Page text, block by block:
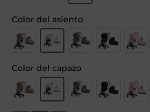
Color del asiento
Color del capazo